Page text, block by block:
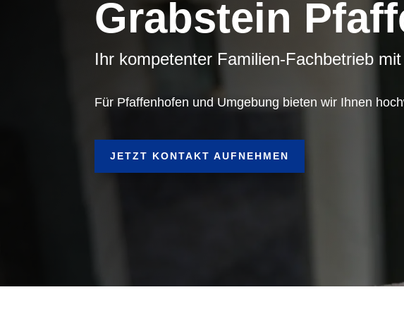
Grabstein
Ihr kompetenter Familien-Fachbetrieb
Für Pfaffenhofen und Umgebung bieten wir Ihnen
JETZT KONTAKT AUFNEHMEN